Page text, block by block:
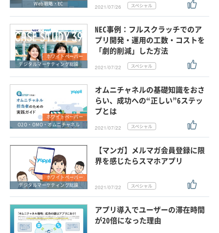
Web戦略・EC
2021/07/26
ホワイトペーパー
デジタルマーケティング総論
NEC事例：フルスクラッチでのア
プリ開発・運用の工数・コストを
「劇的削減」した方法
2021/07/22
ホワイトペーパー
O2O・OMO・オムニチャネル
オムニチャネルの基礎知識をおさ
らい、成功への“正しい”6ステッ
プとは
2021/07/22
ホワイトペーパー
デジタルマーケティング総論
【マンガ】メルマガ会員登録に限
界を感じたらスマホアプリ
2021/07/22
アプリ導入でユーザーの滞在時間
が20倍になった理由